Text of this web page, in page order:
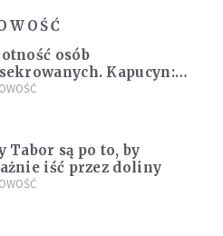
osób
Kapucyn:
w pojedynkę rzadko jest
Tabor są po to, by
iść przez doliny